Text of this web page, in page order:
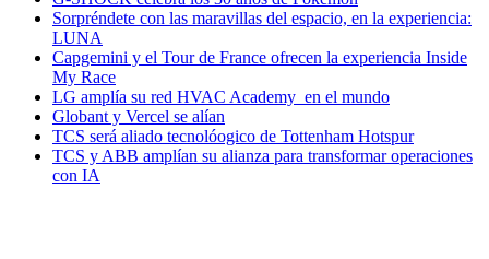
Sorpréndete con las maravillas del espacio, en la experiencia:
LUNA
Capgemini y el Tour de France ofrecen la experiencia Inside
My Race
LG amplía su red HVAC Academy en el mundo
Globant y Vercel se alían
TCS será aliado tecnolóogico de Tottenham Hotspur
TCS y ABB amplían su alianza para transformar operaciones
con IA